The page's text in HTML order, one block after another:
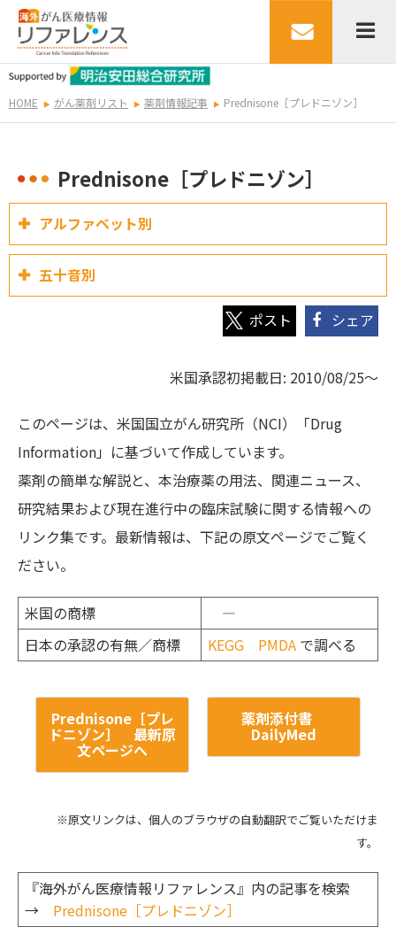
HOME がん薬剤リスト 薬剤情報記事 Prednisone［プレドニゾン］
Prednisone［プレドニゾン］
アルファベット別
五十音別
シェア
米国承認初掲載日: 2010/08/25～
このページは、米国国立がん研究所（NCI）「Drug
Information」に基づいて作成しています。
薬剤の簡単な解説と、本治療薬の用法、関連ニュース、
研究結果および現在進行中の臨床試験に関する情報への
リンク集です。最新情報は、下記の原文ページでご覧く
ださい。
米国の商標
―
日本の承認の有無／商標
KEGG PMDA で調べる
Prednisone［プレ
ドニゾン］ 最新原
文ページへ
薬剤添付書
DailyMed
※原文リンクは、個人のブラウザの自動翻訳でご覧いただけま
す。
『海外がん医療情報リファレンス』内の記事を検索
→ Prednisone［プレドニゾン］